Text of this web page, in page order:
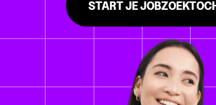
START JE